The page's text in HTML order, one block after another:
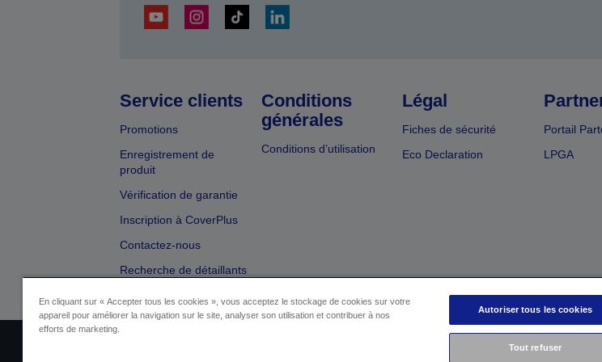
Service clients
Promotions
Enregistrement de
produit
Vérification de garantie
Inscription à CoverPlus
Contactez-nous
Recherche de détaillants
Conditions
générales
Conditions d’utilisation
Légal
Fiches de sécurité
Eco Declaration
Portail
LPGA
Déclaration
En cliquant sur « Accepter tous les cookies », vous acceptez le stockage de cookies sur votre
appareil pour améliorer la navigation sur le site, analyser son utilisation et contribuer à nos
efforts de marketing.
Autoriser tous les cookies
Tout refuser